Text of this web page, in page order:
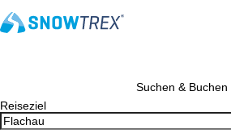
Suchen & Buchen
Reiseziel